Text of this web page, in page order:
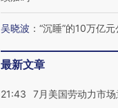
吴晓波 ： “沉睡”的10万亿
最新文章
21:43
7月美国劳动力市